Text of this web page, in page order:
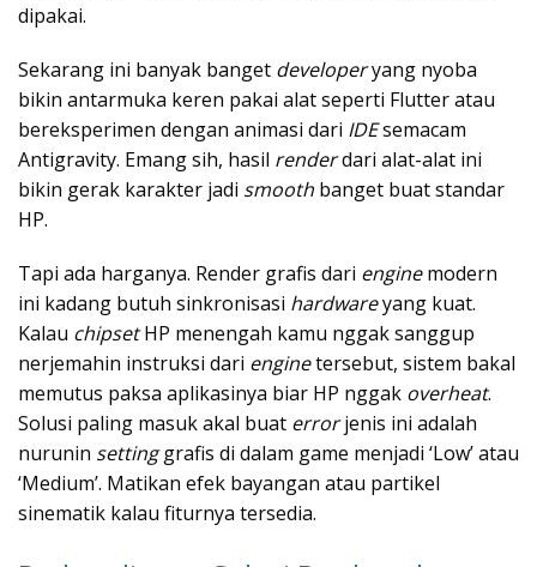
dipakai.
Sekarang ini banyak banget developeryang nyoba
bikin antarmuka keren pakai alat seperti Flutter atau
bereksperimen dengan animasi dari IDEsemacam
Antigravity. Emang sih, hasil renderdari alat-alat ini
bikin gerak karakter jadi smooth banget buat standar
HP.
Tapi ada harganya. Render grafis dari enginemodern
ini kadang butuh sinkronisasi hardwareyang kuat.
Kalau chipsetHP menengah kamu nggak sanggup
nerjemahin instruksi dari enginetersebut, sistem bakal
memutus paksa aplikasinya biar HP nggak overheat.
Solusi paling masuk akal buat errorjenis ini adalah
nurunin settinggrafis di dalam game menjadi ‘Low’ atau
‘Medium’. Matikan efek bayangan atau partikel
sinematik kalau fiturnya tersedia.